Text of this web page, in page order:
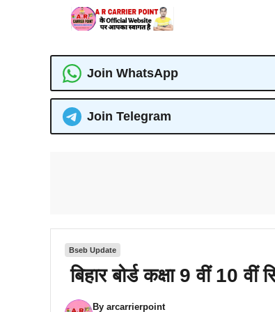
Join WhatsApp
Join Telegram
Bseb Update
बिहार बोर्ड कक्षा 9 वीं 10 वीं
By arcarrierpoint